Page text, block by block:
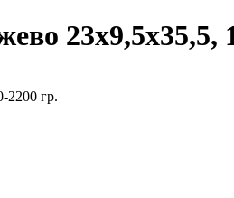
23х9,5х35,5,